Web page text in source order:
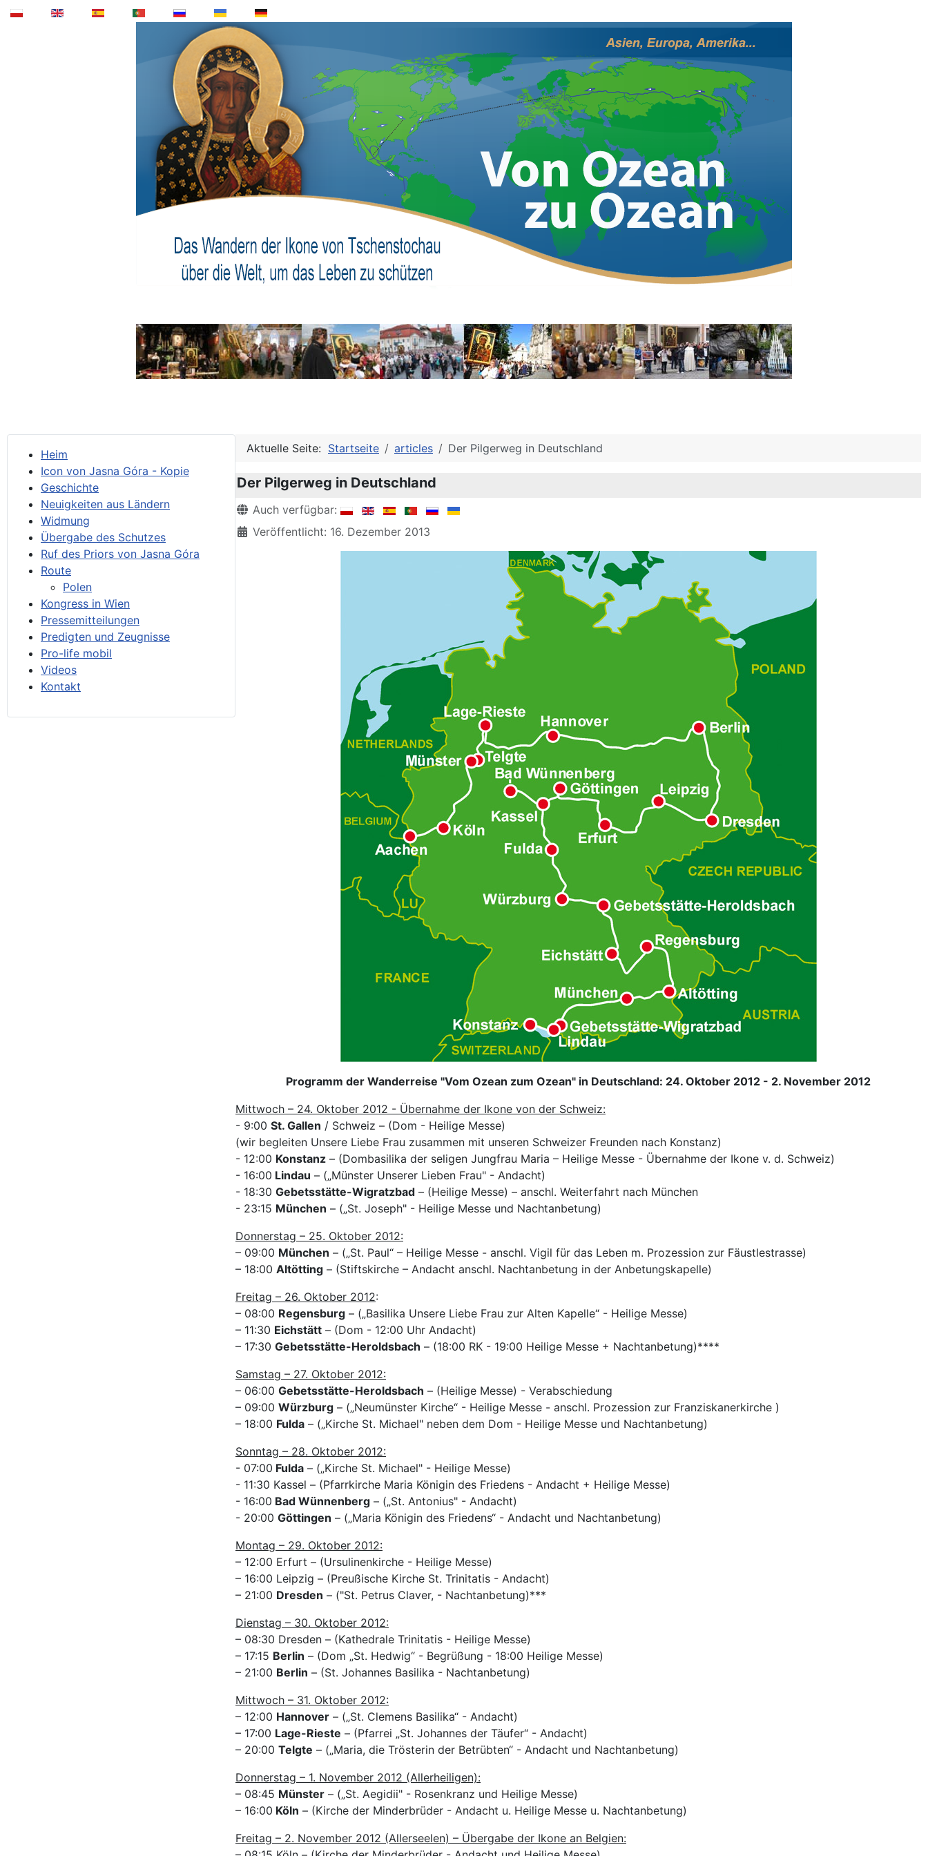
Heim
Icon von Jasna Góra - Kopie
Geschichte
Neuigkeiten aus Ländern
Widmung
Übergabe des Schutzes
Ruf des Priors von Jasna Góra
Route
Polen
Kongress in Wien
Pressemitteilungen
Predigten und Zeugnisse
Pro-life mobil
Videos
Kontakt
Aktuelle Seite: Startseite articles Der Pilgerweg in Deutschland
Der Pilgerweg in Deutschland
Details
Auch verfügbar:
Veröffentlicht: 16. Dezember 2013
Programm der Wanderreise "Vom Ozean zum Ozean" in Deutschland: 24. Oktober 2012 - 2. November 2012
Mittwoch – 24. Oktober 2012 - Übernahme der Ikone von der Schweiz:
- 9:00 St. Gallen / Schweiz – (Dom - Heilige Messe)
(wir begleiten Unsere Liebe Frau zusammen mit unseren Schweizer Freunden nach Konstanz)
- 12:00 Konstanz – (Dombasilika der seligen Jungfrau Maria – Heilige Messe - Übernahme der Ikone v. d. Schweiz)
- 16:00 Lindau – („Münster Unserer Lieben Frau" - Andacht)
- 18:30 Gebetsstätte-Wigratzbad – (Heilige Messe) – anschl. Weiterfahrt nach München
- 23:15 München – („St. Joseph" - Heilige Messe und Nachtanbetung)
Donnerstag – 25. Oktober 2012:
– 09:00 München – („St. Paul“ – Heilige Messe - anschl. Vigil für das Leben m. Prozession zur Fäustlestrasse)
– 18:00 Altötting – (Stiftskirche – Andacht anschl. Nachtanbetung in der Anbetungskapelle)
Freitag – 26. Oktober 2012:
– 08:00 Regensburg – („Basilika Unsere Liebe Frau zur Alten Kapelle“ - Heilige Messe)
– 11:30 Eichstätt – (Dom - 12:00 Uhr Andacht)
– 17:30 Gebetsstätte-Heroldsbach – (18:00 RK - 19:00 Heilige Messe + Nachtanbetung)****
Samstag – 27. Oktober 2012:
– 06:00 Gebetsstätte-Heroldsbach – (Heilige Messe) - Verabschiedung
– 09:00 Würzburg – („Neumünster Kirche“ - Heilige Messe - anschl. Prozession zur Franziskanerkirche )
– 18:00 Fulda – („Kirche St. Michael" neben dem Dom - Heilige Messe und Nachtanbetung)
Sonntag – 28. Oktober 2012:
- 07:00 Fulda – („Kirche St. Michael" - Heilige Messe)
- 11:30 Kassel – (Pfarrkirche Maria Königin des Friedens - Andacht + Heilige Messe)
- 16:00 Bad Wünnenberg – („St. Antonius" - Andacht)
- 20:00 Göttingen – („Maria Königin des Friedens“ - Andacht und Nachtanbetung)
Montag – 29. Oktober 2012:
– 12:00 Erfurt – (Ursulinenkirche - Heilige Messe)
– 16:00 Leipzig – (Preußische Kirche St. Trinitatis - Andacht)
– 21:00 Dresden – ("St. Petrus Claver, - Nachtanbetung)***
Dienstag – 30. Oktober 2012:
– 08:30 Dresden – (Kathedrale Trinitatis - Heilige Messe)
– 17:15 Berlin – (Dom „St. Hedwig“ - Begrüßung - 18:00 Heilige Messe)
– 21:00 Berlin – (St. Johannes Basilika - Nachtanbetung)
Mittwoch – 31. Oktober 2012:
– 12:00 Hannover – („St. Clemens Basilika“ - Andacht)
– 17:00 Lage-Rieste – (Pfarrei „St. Johannes der Täufer“ - Andacht)
– 20:00 Telgte – („Maria, die Trösterin der Betrübten“ - Andacht und Nachtanbetung)
Donnerstag – 1. November 2012 (Allerheiligen):
– 08:45 Münster – („St. Aegidii" - Rosenkranz und Heilige Messe)
– 16:00 Köln – (Kirche der Minderbrüder - Andacht u. Heilige Messe u. Nachtanbetung)
Freitag – 2. November 2012 (Allerseelen) – Übergabe der Ikone an Belgien: